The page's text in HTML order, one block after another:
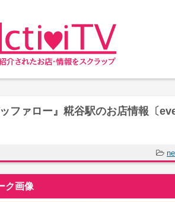
ファロー』糀谷駅のお店情報〔
ク画像